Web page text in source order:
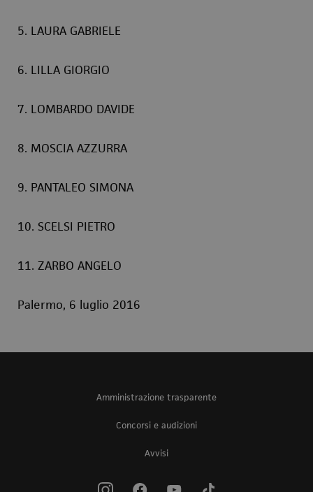
5. LAURA GABRIELE
6. LILLA GIORGIO
7. LOMBARDO DAVIDE
8. MOSCIA AZZURRA
9. PANTALEO SIMONA
10. SCELSI PIETRO
11. ZARBO ANGELO
Palermo, 6 luglio 2016
Amministrazione trasparente
Concorsi e audizioni
Avvisi